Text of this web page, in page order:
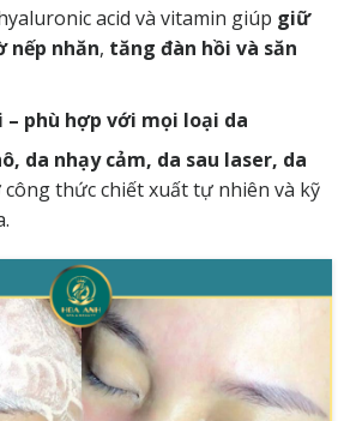
acid và vitamin giúp giữ
nếp nhăn, tăng đàn hồi và săn
phù hợp với mọi loại da
da nhạy cảm, da sau laser, da
thức chiết xuất tự nhiên và kỹ